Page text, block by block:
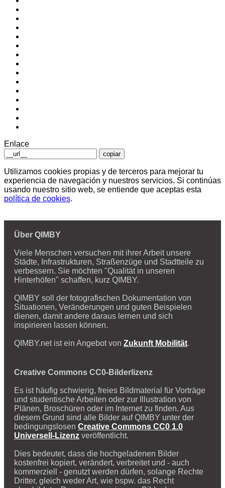
Enlace
copiar
Utilizamos cookies propias y de terceros para mejorar tu
experiencia de navegación y nuestros servicios. Si continúas
usando nuestro sitio web, se entiende que aceptas esta
política de cookies.
Über QIMBY
Viele Menschen versuchen mit ihrer Arbeit unsere
Städte, Infrastrukturen, Straßenzüge und Stadtteile zu
verbessern. Sie möchten "Qualität in unseren
Hinterhöfen" schaffen, kurz QIMBY.
QIMBY soll der fotografischen Dokumentation von
Situationen, Veränderungen und guten Beispielen
dienen, damit andere daraus lernen und sich
inspirieren lassen können.
QIMBY.net ist ein Angebot von Zukunft Mobilität.
Creative Commons CC0-Bilderlizenz
Es ist häufig schwierig, freies Bildmaterial für Vorträge
und studentische Arbeiten oder zur Illustration von
Plänen, Broschüren oder im Internet zu finden. Aus
diesem Grund sind alle Bilder auf QIMBY unter der
bedingungslosen Creative Commons CC0 1.0
Universell-Lizenz veröffentlicht.
Dies bedeutet, dass die hochgeladenen Bilder
kostenfrei kopiert, verändert, verbreitet und - auch
kommerziell - genutzt werden dürfen, solange Rechte
Dritter, gleich weder Art, wie bspw. das Recht